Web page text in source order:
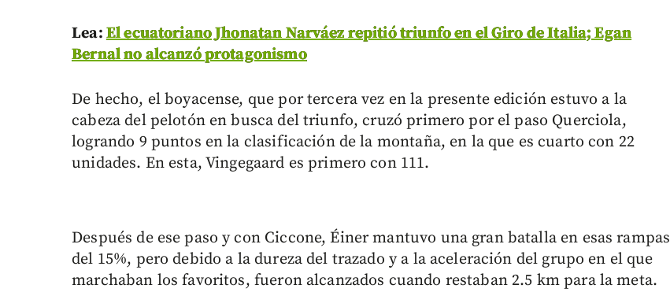
Lea:El ecuatoriano Jhonatan Narváez repitió triunfo en el Giro de Italia; Egan
Bernal no alcanzó protagonismo
De hecho, el boyacense, que por tercera vez en la presente edición estuvo a la
cabeza del pelotón en busca del triunfo, cruzó primero por el paso Querciola,
logrando 9 puntos en la clasificación de la montaña, en la que es cuarto con 22
unidades. En esta, Vingegaard es primero con 111.
Después de ese paso y con Ciccone, Éiner mantuvo una gran batalla en esas rampas
del 15%, pero debido a la dureza del trazado y a la aceleración del grupo en el que
marchaban los favoritos, fueron alcanzados cuando restaban 2.5 km para la meta.